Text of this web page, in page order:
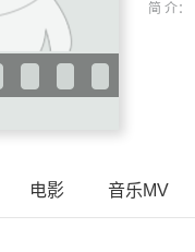
简 介：
电影 音乐MV